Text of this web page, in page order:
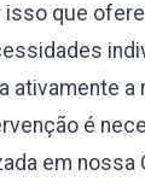
isso que
ativamente
é
em nossa